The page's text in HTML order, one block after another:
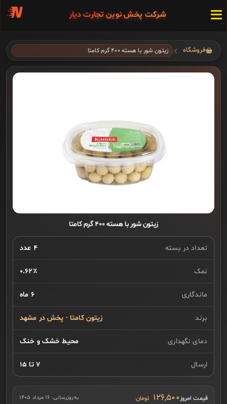
شرکت پخش نوین تجارت دیار
فروشگاه زیتون شور با هسته ۴۰۰ گرم کامتا
زیتون شور با هسته ۴۰۰ گرم کامتا
تعداد در بسته ۴ عدد
نمک ۰.۶۲٪
ماندگاری ۶ ماه
برند زیتون کامتا · پخش در مشهد
دمای نگهداری محیط خشک و خنک
ارسال ۷ تا ۱۵
قیمت امروز۱۲۶,۵۰۰ به‌روزرسانی: ۱۶ مرداد ۱۴۰۵